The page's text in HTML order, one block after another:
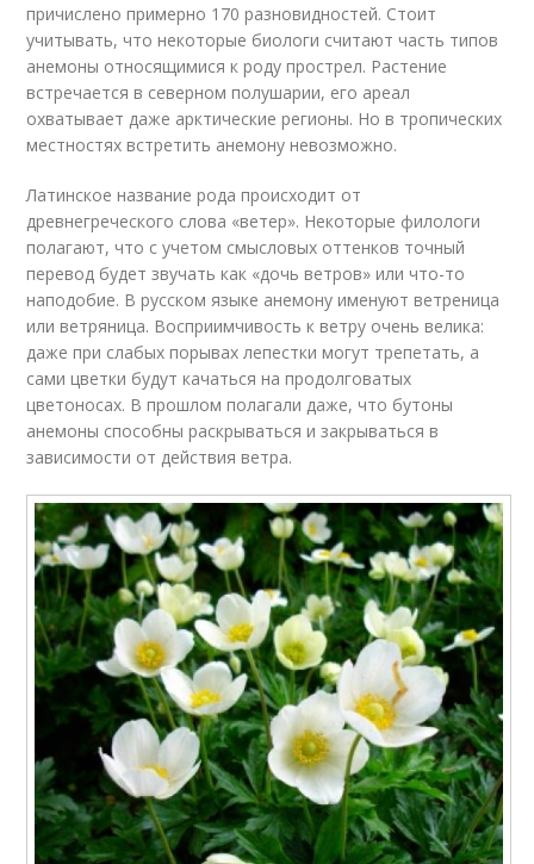
причислено примерно 170 разновидностей. Стоит
учитывать, что некоторые биологи считают часть типов
анемоны относящимися к роду прострел. Растение
встречается в северном полушарии, его ареал
охватывает даже арктические регионы. Но в тропических
местностях встретить анемону невозможно.
Латинское название рода происходит от
древнегреческого слова «ветер». Некоторые филологи
полагают, что с учетом смысловых оттенков точный
перевод будет звучать как «дочь ветров» или что-то
наподобие. В русском языке анемону именуют ветреница
или ветряница. Восприимчивость к ветру очень велика:
даже при слабых порывах лепестки могут трепетать, а
сами цветки будут качаться на продолговатых
цветоносах. В прошлом полагали даже, что бутоны
анемоны способны раскрываться и закрываться в
зависимости от действия ветра.